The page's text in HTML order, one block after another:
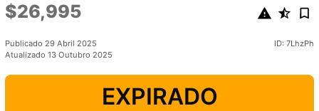
$26,995
Publicado 29 Abril 2025
Atualizado 13 Outubro 2025
ID: 7LhzPh
EXPIRADO